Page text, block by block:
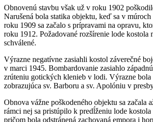
Obnovenú stavbu však už v roku 1902
Narušená bola statika objektu, keď sa v
roku 1909 sa začalo s prípravami na opravu,
roku 1912. Požadované rozšírenie lode kostola
schválené.
Výrazne negatívne zasiahli kostol záverečné
v marci 1945. Bombardovanie zasiahlo
zrúteniu gotických klenieb v lodi. Výrazne bola
zobrazujúca sv. Barboru a sv. Apolóniu v
Obnova vážne poškodeného objektu sa začala
rámci nej sa pristúpilo k predĺženiu lode kostola
pričom bola odstránená zachovaná empora i